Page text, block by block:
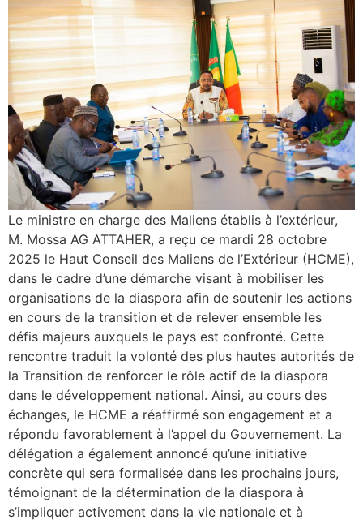
Le ministre en charge des Maliens établis à l’extérieur,
M. Mossa AG ATTAHER, a reçu ce mardi 28 octobre
2025 le Haut Conseil des Maliens de l’Extérieur (HCME),
dans le cadre d’une démarche visant à mobiliser les
organisations de la diaspora afin de soutenir les actions
en cours de la transition et de relever ensemble les
défis majeurs auxquels le pays est confronté. Cette
rencontre traduit la volonté des plus hautes autorités de
la Transition de renforcer le rôle actif de la diaspora
dans le développement national. Ainsi, au cours des
échanges, le HCME a réaffirmé son engagement et a
répondu favorablement à l’appel du Gouvernement. La
délégation a également annoncé qu’une initiative
concrète qui sera formalisée dans les prochains jours,
témoignant de la détermination de la diaspora à
s’impliquer activement dans la vie nationale et à